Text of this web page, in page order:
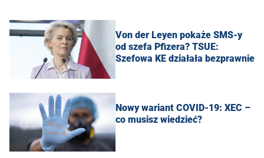
Von der Leyen pokaże SMS-y
od szefa Pfizera? TSUE:
Szefowa KE działała bezprawnie
Nowy wariant COVID-19: XEC –
co musisz wiedzieć?